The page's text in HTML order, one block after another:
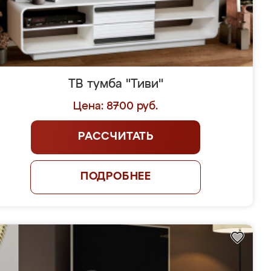
ТВ тумба "Тиви"
Цена: 8700 руб.
РАССЧИТАТЬ
ПОДРОБНЕЕ